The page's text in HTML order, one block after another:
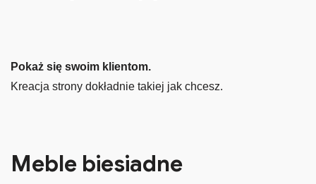
Pokaż się swoim klientom.
Kreacja strony dokładnie takiej jak chcesz.
Meble biesiadne